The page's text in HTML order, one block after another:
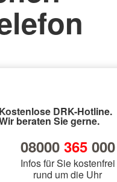
Kostenlose DRK-Hotline.
beraten Sie gerne.
08000 365000
Infos für Sie kostenfrei
rund um die Uhr